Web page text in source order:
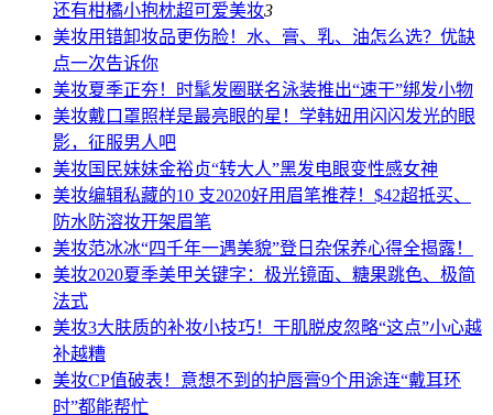
还有柑橘小抱枕超可爱美妆3
美妆用错卸妆品更伤脸！水、膏、乳、油怎么选？优缺
点一次告诉你
美妆夏季正夯！时髦发圈联名泳装推出“速干”绑发小物
美妆戴口罩照样是最亮眼的星！学韩妞用闪闪发光的眼
影，征服男人吧
美妆国民妹妹金裕贞“转大人”黑发电眼变性感女神
美妆编辑私藏的10 支2020好用眉笔推荐！$42超抵买、
防水防溶妆开架眉笔
美妆范冰冰“四千年一遇美貌”登日杂保养心得全揭露！
美妆2020夏季美甲关键字：极光镜面、糖果跳色、极简
法式
美妆3大肤质的补妆小技巧！干肌脱皮忽略“这点”小心越
补越糟
美妆CP值破表！意想不到的护唇膏9个用途连“戴耳环
时”都能帮忙